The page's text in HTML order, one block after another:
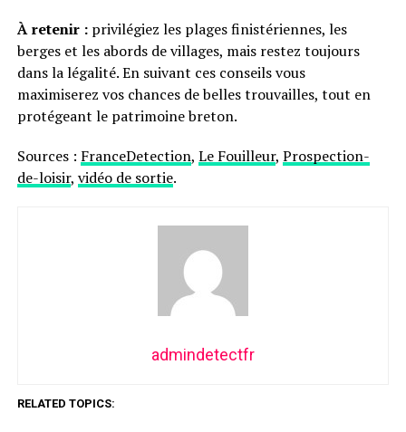
À retenir :privilégiez les plages finistériennes, les
berges et les abords de villages, mais restez toujours
dans la légalité. En suivant ces conseils vous
maximiserez vos chances de belles trouvailles, tout en
protégeant le patrimoine breton.
Sources : FranceDetection, Le Fouilleur, Prospection-
de-loisir, vidéo de sortie.
admindetectfr
RELATED TOPICS: